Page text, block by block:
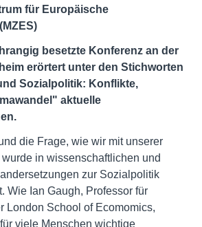
für Europäische
besetzte Konferenz an der
erörtert unter den Stichworten
Sozialpolitik: Konflikte,
aktuelle
die Frage, wie wir mit unserer
in wissenschaftlichen und
zur Sozialpolitik
Wie Ian Gaugh, Professor für
London School of Ecomomics,
viele Menschen wichtige